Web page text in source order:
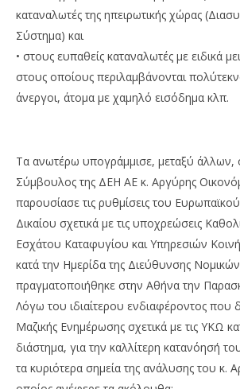
καταναλωτές της ηπειρωτικής χώρας
Σύστημα) και
• στους ευπαθείς καταναλωτές με ειδικά
στους οποίους περιλαμβάνονται
άνεργοι, άτομα με χαμηλό εισόδημα κλπ.
Τα ανωτέρω υπογράμμισε, μεταξύ άλλων,
Σύμβουλος της ΔΕΗ ΑΕ κ. Αργύρης
παρουσίασε τις ρυθμίσεις του
Δικαίου σχετικά με τις υποχρεώσεις
Εσχάτου Καταφυγίου και Υπηρεσιών
κατά την Ημερίδα της Διεύθυνσης
πραγματοποιήθηκε στην Αθήνα την
Λόγω του ιδιαίτερου ενδιαφέροντος που
Μαζικής Ενημέρωσης σχετικά με τις ΥΚΩ
διάστημα, για την καλλίτερη κατανόησή
τα κυριότερα σημεία της ανάλυσης του κ.